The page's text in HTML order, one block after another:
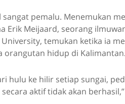
pemalu. Menemukan
Erik Meijaard, seorang
temukan ketika ia
orangutan hidup di Kalimantan.
hulu ke hilir setiap sungai,
aktif tidak akan